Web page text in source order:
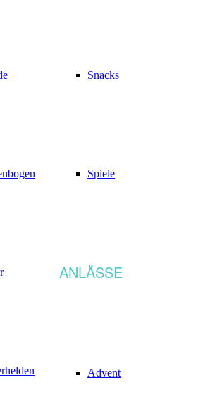
Snacks
Spiele
ANLÄSSE
Advent